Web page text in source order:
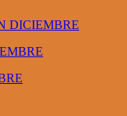
DICIEMBRE